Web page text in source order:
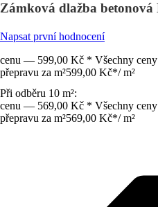
Zámková dlažba
Napsat první hodnocení
cenu — 599,00 Kč * Všechny ceny
přepravu za m²599,00 Kč*/ m²
Při odběru 10 m²:
cenu — 569,00 Kč * Všechny ceny
přepravu za m²569,00 Kč*/ m²